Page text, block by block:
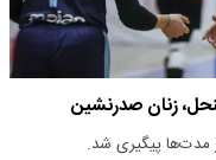
زنان صدرنشین
مدت‌ها پیگیری شد.